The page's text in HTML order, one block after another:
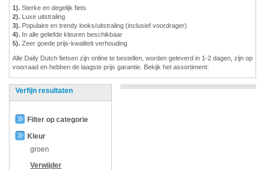
1). Sterke en degelijk fiets
2). Luxe uitstraling
3). Populaire en trendy looks/uitstraling (inclusief voordrager)
4). In alle geliefde kleuren beschikbaar
5). Zeer goede prijs-kwaliteit verhouding
Alle Daily Dutch fietsen zijn online te bestellen, worden geleverd in 1-2 dagen, zijn op
voorraad en hebben de laagste prijs garantie. Bekijk het assortiment:
Verfijn resultaten
Filter op categorie
Kleur
groen
Verwijder